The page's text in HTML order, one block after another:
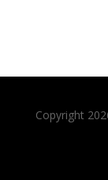
Copyright